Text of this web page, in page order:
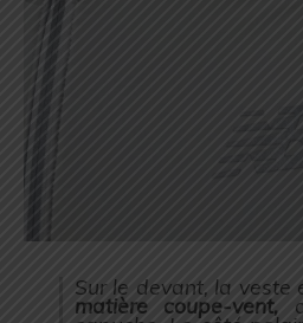
Sur le devant, la veste
matière coupe-vent,